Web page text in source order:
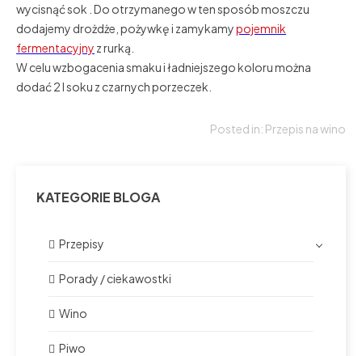
wycisnąć sok . Do otrzymanego w ten sposób moszczu
dodajemy drożdże, pożywkę i zamykamypojemnik
fermentacyjny z rurką.
W celu wzbogacenia smaku i ładniejszego koloru można
dodać 2 l soku z czarnych porzeczek.
Posted in: Przepis na wino
KATEGORIE BLOGA
Przepisy
Porady / ciekawostki
Wino
Piwo